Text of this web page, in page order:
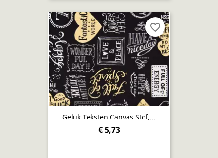
Geluk Teksten Canvas Stof,...
€ 5,73
favorite_border